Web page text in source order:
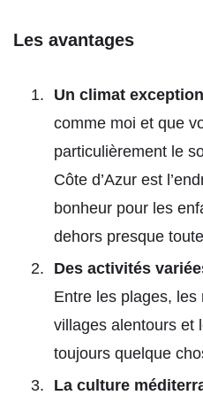
Les avantages
Un climat
comme moi et que
particulièrement le
Côte d’Azur est
bonheur pour les
dehors presque
Des activités
Entre les plages,
villages alentours et
toujours quelque
La culture